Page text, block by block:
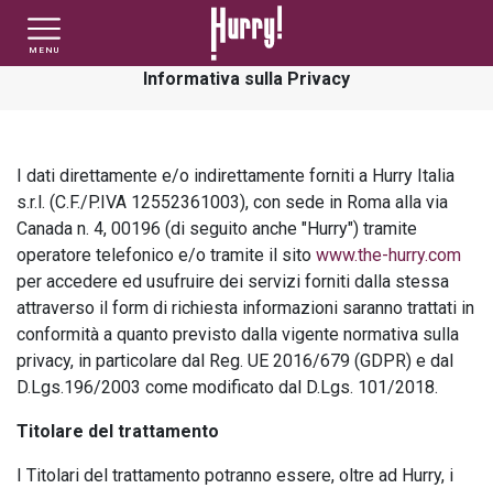
MENU
Informativa sulla Privacy
I dati direttamente e/o indirettamente forniti a Hurry Italia
s.r.l. (C.F./P.IVA 12552361003), con sede in Roma alla via
Canada n. 4, 00196 (di seguito anche "Hurry") tramite
operatore telefonico e/o tramite il sito www.the-hurry.com
per accedere ed usufruire dei servizi forniti dalla stessa
attraverso il form di richiesta informazioni saranno trattati in
conformità a quanto previsto dalla vigente normativa sulla
privacy, in particolare dal Reg. UE 2016/679 (GDPR) e dal
D.Lgs.196/2003 come modificato dal D.Lgs. 101/2018.
Titolare del trattamento
I Titolari del trattamento potranno essere, oltre ad Hurry, i
NLT AZIENDE - P.IVA
NLT USATO AZIENDE - P. IVA
NLT USATO
AUTO USATE
FINANZIAMENTO